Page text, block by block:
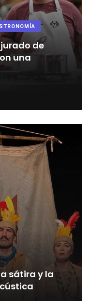
de
una
sátira y la